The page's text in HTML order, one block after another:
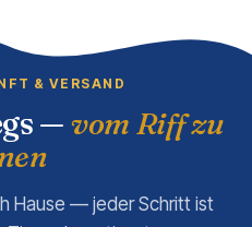
& VERSAND
— vom Riff zu
Hause — jeder Schritt ist